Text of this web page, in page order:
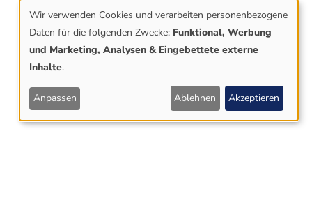
VERWENDUNG
VON
Wir verwenden Cookies und verarbeiten personenbezogene
Daten für die folgenden Zwecke: Funktional, Werbung
und Marketing, Analysen & Eingebettete externe
Inhalte.
Anpassen Ablehnen Akzeptieren